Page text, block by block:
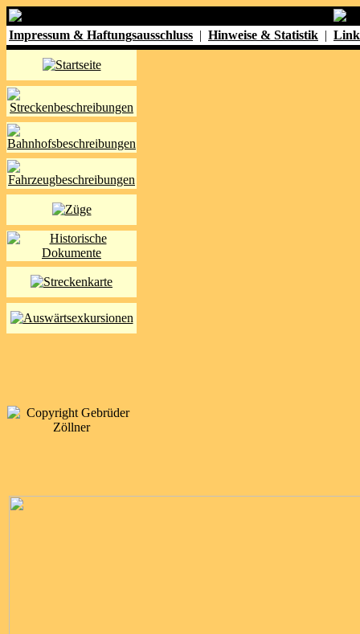
Impressum & Haftungsausschluss | Hinweise & Statistik |